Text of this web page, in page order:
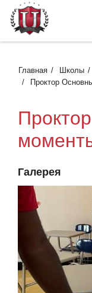
Главная Школы
Проктор
Галерея